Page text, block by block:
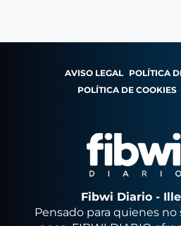
AVISO LEGAL POLÍTICA
POLÍTICA DE COOKIES
Fibwi Diario -
Pensado para quienes